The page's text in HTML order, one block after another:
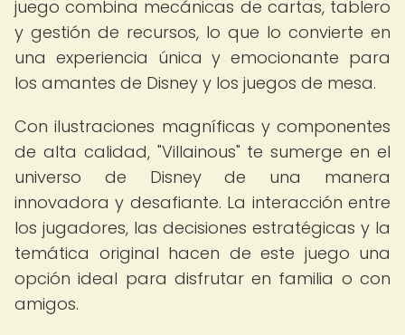
juego combina mecánicas de cartas, tablero
y gestión de recursos, lo que lo convierte en
una experiencia única y emocionante para
los amantes de Disney y los juegos de mesa.
Con ilustraciones magníficas y componentes
de alta calidad, "Villainous" te sumerge en el
universo de Disney de una manera
innovadora y desafiante. La interacción entre
los jugadores, las decisiones estratégicas y la
temática original hacen de este juego una
opción ideal para disfrutar en familia o con
amigos.